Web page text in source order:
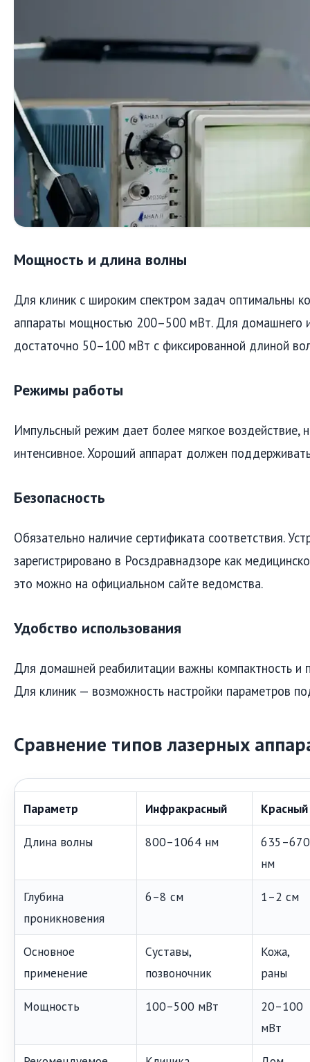
Мощность и длина волны
Для клиник с широким спектром задач оптимальны
аппараты мощностью 200–500 мВт. Для домашнего
достаточно 50–100 мВт с фиксированной длиной
Режимы работы
Импульсный режим дает более мягкое воздействие,
интенсивное. Хороший аппарат должен
Безопасность
Обязательно наличие сертификата соответствия.
зарегистрировано в Росздравнадзоре как
это можно на официальном сайте ведомства.
Удобство использования
Для домашней реабилитации важны компактность и
Для клиник — возможность настройки параметров
Сравнение типов лазерных
Параметр Инфракрасный Красный
Длина волны 800–1064 нм
635–670
нм
Глубина
проникновения
6–8 см 1–2 см
Основное
применение
Суставы,
позвоночник
Кожа,
раны
Мощность 100–500 мВт
20–100
мВт